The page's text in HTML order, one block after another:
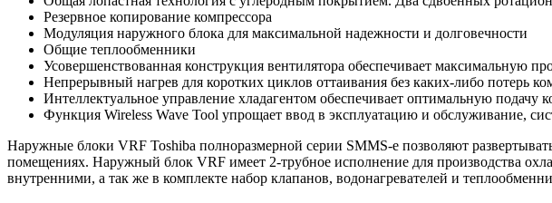
Резервное копирование компрессора
Модуляция наружного блока для максимальной надежности и долговечности
Общие теплообменники
Усовершенствованная конструкция вентилятора обеспечивает максимальную
Непрерывный нагрев для коротких циклов оттаивания без каких-либо потерь
Интеллектуальное управление хладагентом обеспечивает оптимальную
Функция Wireless Wave Tool упрощает ввод в эксплуатацию и обслуживание,
Наружные блоки VRF Toshiba полноразмерной серии SMMS-e позволяют
помещениях. Наружный блок VRF имеет 2-трубное исполнение для производства
внутренними, а так же в комплекте набор клапанов, водонагревателей и